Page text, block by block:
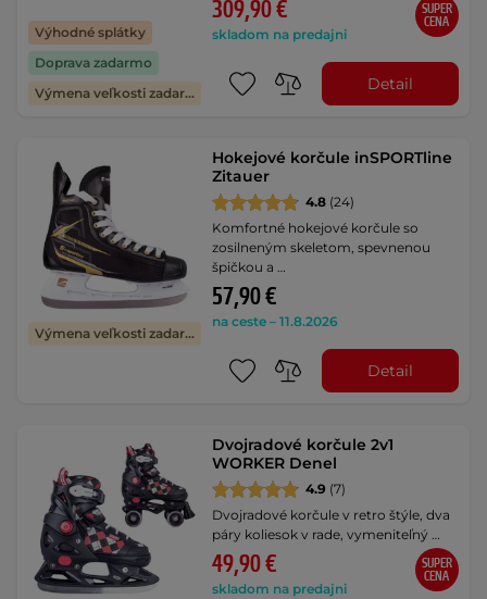
Výhodné splátky
Doprava zadarmo
Výmena veľkosti zadarmo
309,90 €
skladom na predajni
SUPER
CENA
Detail
Výmena veľkosti zadarmo
Hokejové korčule inSPORTline
Zitauer
4.8 (24)
Komfortné hokejové korčule so
zosilneným skeletom, spevnenou
špičkou a …
57,90 €
na ceste – 11.8.2026
Detail
Dvojradové korčule 2v1
WORKER Denel
4.9 (7)
Dvojradové korčule v retro štýle, dva
páry koliesok v rade, vymeniteľný …
49,90 €
skladom na predajni
SUPER
CENA